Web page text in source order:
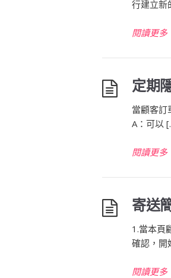
行建立新
閱讀更多
定期
當顧客
A：可以
閱讀更多
寄送
1.當本頁
確認，開
閱讀更多